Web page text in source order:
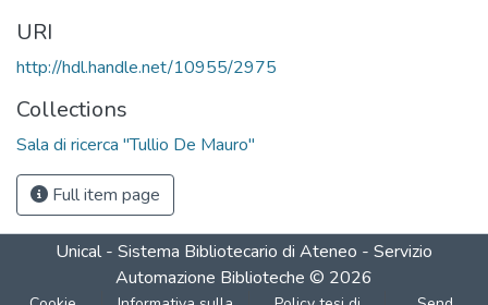
URI
http://hdl.handle.net/10955/2975
Collections
Sala di ricerca "Tullio De Mauro"
Full item page
Unical - Sistema Bibliotecario di Ateneo - Servizio
Automazione Biblioteche © 2026